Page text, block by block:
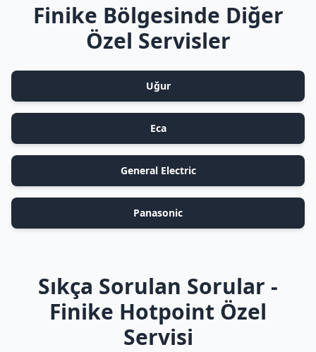
Finike Bölgesinde Diğer
Özel Servisler
Uğur
Eca
General Electric
Panasonic
Sıkça Sorulan Sorular -
Finike Hotpoint Özel
Servisi